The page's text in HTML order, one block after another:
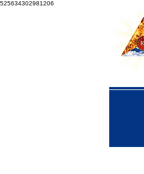
525634302981206